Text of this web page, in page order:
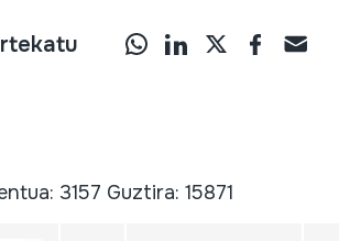
3157 Guztira: 15871